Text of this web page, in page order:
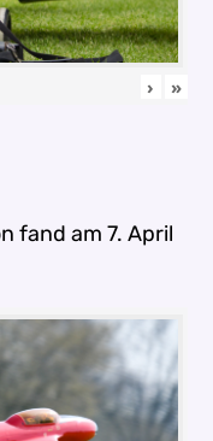
› »
fand am 7. April